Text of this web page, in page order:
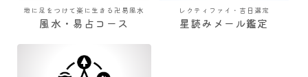
地に足をつけて楽に生きる卍易風水
風水・易占コース
レクティファイ・吉日選定
星読みメール鑑定